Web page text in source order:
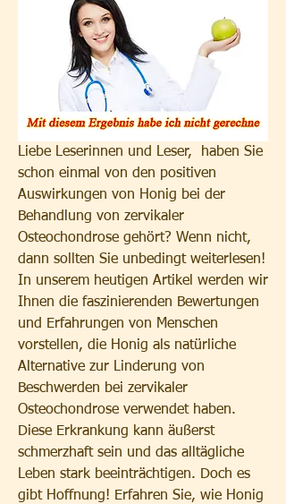
Liebe Leserinnen und Leser,  haben Sie
schon einmal von den positiven
Auswirkungen von Honig bei der
Behandlung von zervikaler
Osteochondrose gehört? Wenn nicht,
dann sollten Sie unbedingt weiterlesen!
In unserem heutigen Artikel werden wir
Ihnen die faszinierenden Bewertungen
und Erfahrungen von Menschen
vorstellen, die Honig als natürliche
Alternative zur Linderung von
Beschwerden bei zervikaler
Osteochondrose verwendet haben.
Diese Erkrankung kann äußerst
schmerzhaft sein und das alltägliche
Leben stark beeinträchtigen. Doch es
gibt Hoffnung! Erfahren Sie, wie Honig